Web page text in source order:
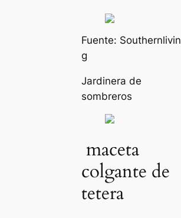
Fuente: Southernlivin
g
Jardinera de
sombreros
maceta
colgante de
tetera